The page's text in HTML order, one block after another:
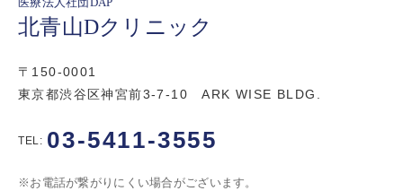
北青山Dクリニック
〒150-0001
東京都渋谷区神宮前3-7-10 ARK WISE BLDG.
TEL: 03-5411-3555
※お電話が繋がりにくい場合がございます。